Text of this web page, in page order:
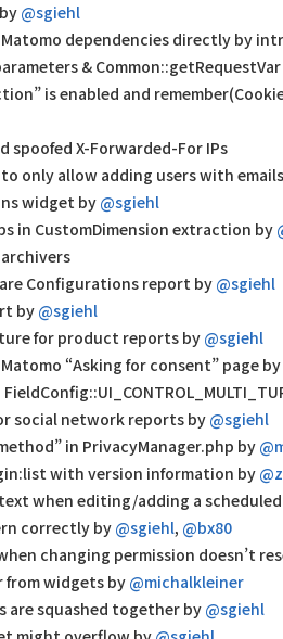
@sgiehl
dependencies directly by
&
is enabled and
spoofed X-Forwarded-For IPs
only allow adding users with
widget by @sgiehl
in CustomDimension extraction by
Configurations report by @sgiehl
by @sgiehl
for product reports by @sgiehl
“Asking for consent” page by
social network reports by @sgiehl
in PrivacyManager.php by
with version information by
when editing/adding a
correctly by @sgiehl, @bx80
changing permission doesn’t
from widgets by@michalkleiner
are squashed together by@sgiehl